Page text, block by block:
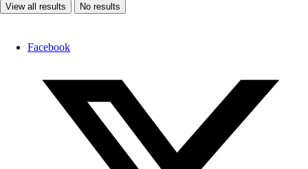
View all results No results
Facebook